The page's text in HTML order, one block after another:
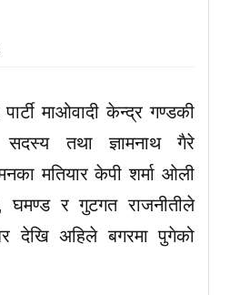
माओवादी केन्द्र गण्डकी
तथा ज्ञामनाथ गैरे
मतियार केपी शर्मा ओली
र गुटगत राजनीतीले
देखि अहिले बगरमा पुगेको